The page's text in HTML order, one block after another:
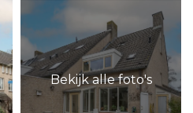
Bekijk alle foto's